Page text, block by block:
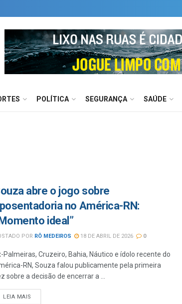
POLÍTICA SEGURANÇA SAÚDE
abre o jogo sobre
no América-RN:
ideal”
POR RÔ MEDEIROS 18 DE ABRIL DE 2026 0
Palmeiras, Cruzeiro, Bahia, Náutico e ídolo recente do
RN, Souza falou publicamente pela primeira
sobre a decisão de encerrar a ...
LEIA MAIS